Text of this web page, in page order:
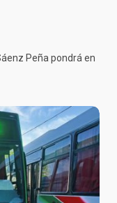
Peña pondrá en